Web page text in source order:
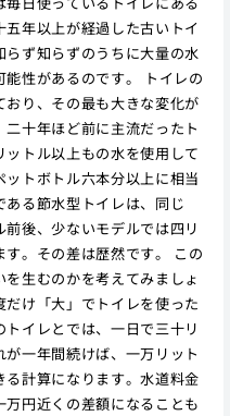
年以上が経過した古いトイ
ず知らずのうちに大量の水
性があるのです。 トイレの
り、その最も大きな変化が
十年ほど前に主流だったト
トル以上もの水を使用して
トボトル六本分以上に相当
る節水型トイレは、同じ
前後、少ないモデルでは四リ
。その差は歴然です。 この
生むのかを考えてみましょ
け「大」でトイレを使った
イレとでは、一日で三十リ
一年間続けば、一万リット
計算になります。水道料金
円近くの差額になることも